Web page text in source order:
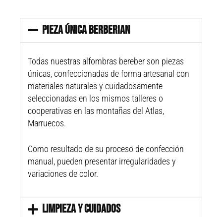
PIEZA ÚNICA BERBERIAN
Todas nuestras alfombras bereber son piezas
únicas, confeccionadas de forma artesanal con
materiales naturales y cuidadosamente
seleccionadas en los mismos talleres o
cooperativas en las montañas del Atlas,
Marruecos.
Como resultado de su proceso de confección
manual, pueden presentar irregularidades y
variaciones de color.
LIMPIEZA Y CUIDADOS